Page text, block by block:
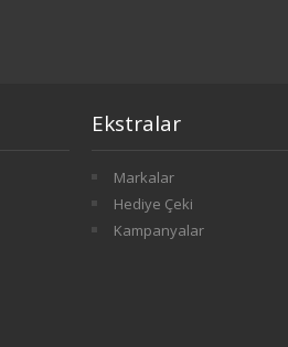
Ekstralar
Markalar
Hediye Çeki
Kampanyalar